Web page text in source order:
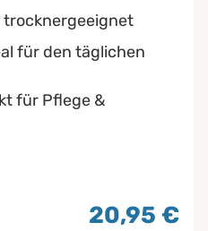
trocknergeeignet
für den täglichen
für Pflege &
20,95 €